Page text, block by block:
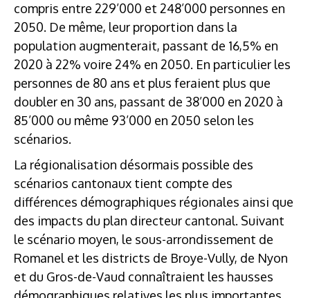
compris entre 229’000 et 248’000 personnes en
2050. De même, leur proportion dans la
population augmenterait, passant de 16,5% en
2020 à 22% voire 24% en 2050. En particulier les
personnes de 80 ans et plus feraient plus que
doubler en 30 ans, passant de 38’000 en 2020 à
85’000 ou même 93’000 en 2050 selon les
scénarios.
La régionalisation désormais possible des
scénarios cantonaux tient compte des
différences démographiques régionales ainsi que
des impacts du plan directeur cantonal. Suivant
le scénario moyen, le sous-arrondissement de
Romanel et les districts de Broye-Vully, de Nyon
et du Gros-de-Vaud connaîtraient les hausses